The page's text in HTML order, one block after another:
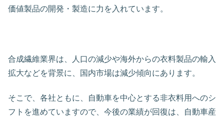
価値製品の開発・製造に力を入れています。
合成繊維業界は、人口の減少や海外からの衣料製品の輸入
拡大などを背景に、国内市場は減少傾向にあります。
そこで、各社ともに、自動車を中心とする非衣料用へのシ
フトを進めていますので、今後の業績が回復は、自動車産